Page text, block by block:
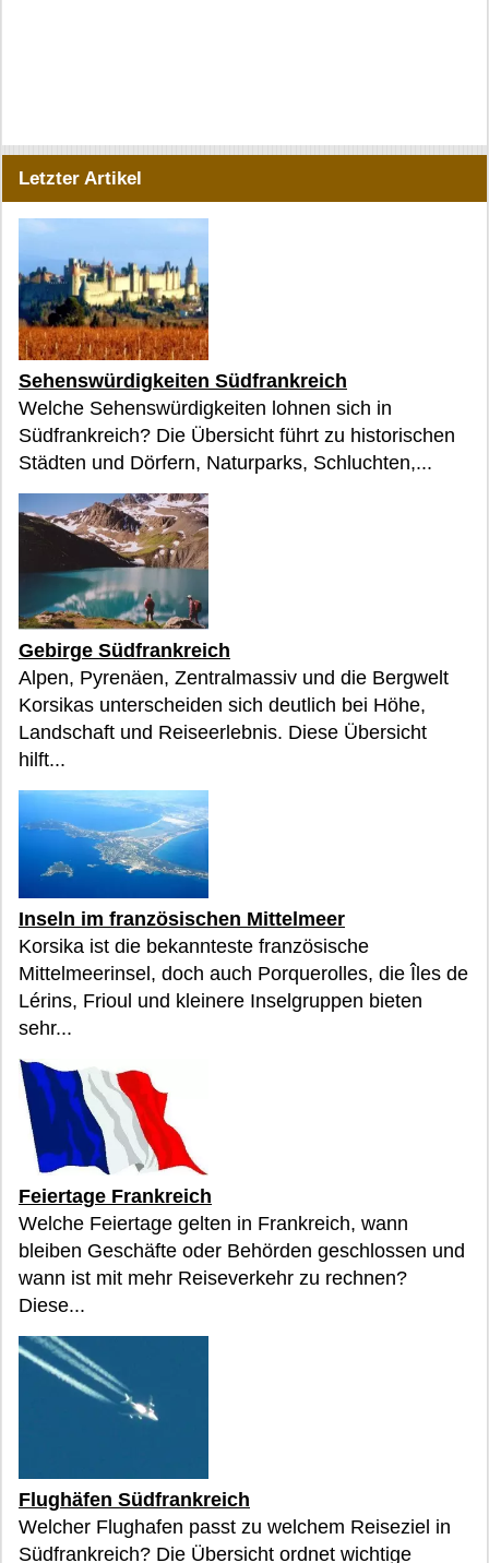
Letzter Artikel
Sehenswürdigkeiten Südfrankreich
Welche Sehenswürdigkeiten lohnen sich in
Südfrankreich? Die Übersicht führt zu historischen
Städten und Dörfern, Naturparks, Schluchten,...
Gebirge Südfrankreich
Alpen, Pyrenäen, Zentralmassiv und die Bergwelt
Korsikas unterscheiden sich deutlich bei Höhe,
Landschaft und Reiseerlebnis. Diese Übersicht
hilft...
Inseln im französischen Mittelmeer
Korsika ist die bekannteste französische
Mittelmeerinsel, doch auch Porquerolles, die Îles de
Lérins, Frioul und kleinere Inselgruppen bieten
sehr...
Feiertage Frankreich
Welche Feiertage gelten in Frankreich, wann
bleiben Geschäfte oder Behörden geschlossen und
wann ist mit mehr Reiseverkehr zu rechnen?
Diese...
Flughäfen Südfrankreich
Welcher Flughafen passt zu welchem Reiseziel in
Südfrankreich? Die Übersicht ordnet wichtige